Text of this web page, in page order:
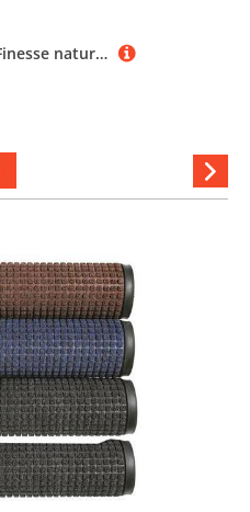
Fußmatte Kokos Finesse natur B/L: ca. 40x60 cm